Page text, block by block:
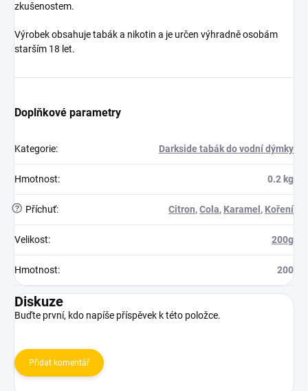
zkušenostem.
Výrobek obsahuje tabák a nikotin a je určen výhradně osobám
starším 18 let.
Doplňkové parametry
Kategorie: Darkside tabák do vodní dýmky
Hmotnost: 0.2 kg
? Příchuť: Citron,Cola, Karamel , Koření
Velikost: 200g
Hmotnost: 200
Diskuze
Buďte první, kdo napíše příspěvek k této položce.
Přidat komentář